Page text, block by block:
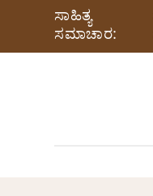
ಸಾಹಿತ್ಯ
ಸಮಾಚಾರ: